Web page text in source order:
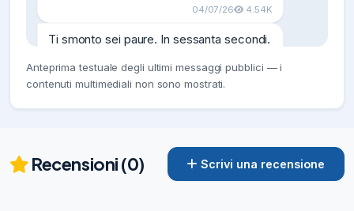
04/07/26 4.54K
Ti smonto sei paure. In sessanta secondi.
in rassegna le sei paure più comuni:
giudizio degli altri, fallimento, cosa
diranno,...
v=2543824582735312&_rdr
⌚
Anteprima testuale degli ultimi messaggi pubblici — i
contenuti multimediali non sono mostrati.
Recensioni (0) Scrivi una recensione